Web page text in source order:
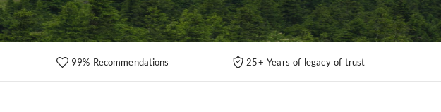
99% Recommendations 25+ Years of legacy of trust